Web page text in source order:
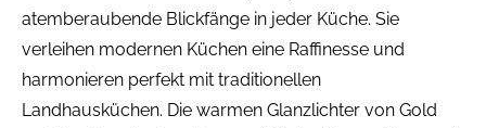
atemberaubende Blickfänge in jeder Küche. Sie
verleihen modernen Küchen eine Raffinesse und
harmonieren perfekt mit traditionellen
Landhausküchen. Die warmen Glanzlichter von Gold